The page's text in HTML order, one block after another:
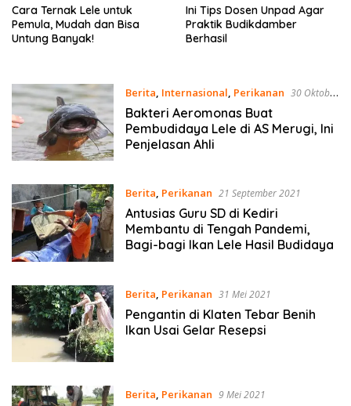
Cara Ternak Lele untuk
Pemula, Mudah dan Bisa
Untung Banyak!
Ini Tips Dosen Unpad Agar
Praktik Budikdamber
Berhasil
Berita, Internasional, Perikanan 30 Oktober
2021
Bakteri Aeromonas Buat
Pembudidaya Lele di AS Merugi, Ini
Penjelasan Ahli
Berita, Perikanan 21 September 2021
Antusias Guru SD di Kediri
Membantu di Tengah Pandemi,
Bagi-bagi Ikan Lele Hasil Budidaya
Berita, Perikanan 31 Mei 2021
Pengantin di Klaten Tebar Benih
Ikan Usai Gelar Resepsi
Berita, Perikanan 9 Mei 2021